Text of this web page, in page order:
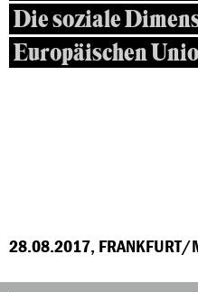
Die soziale
Europäischen
28.08.2017, FRANKFURT/